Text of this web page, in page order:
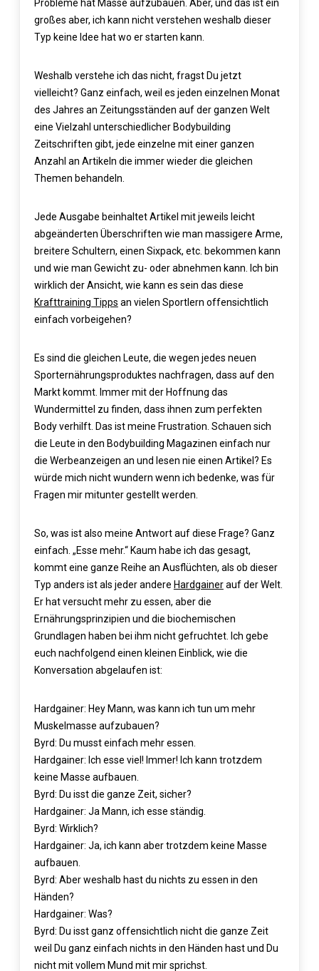
Probleme hat Masse aufzubauen. Aber, und das ist ein
großes aber, ich kann nicht verstehen weshalb dieser
Typ keine Idee hat wo er starten kann.
Weshalb verstehe ich das nicht, fragst Du jetzt
vielleicht? Ganz einfach, weil es jeden einzelnen Monat
des Jahres an Zeitungsständen auf der ganzen Welt
eine Vielzahl unterschiedlicher Bodybuilding
Zeitschriften gibt, jede einzelne mit einer ganzen
Anzahl an Artikeln die immer wieder die gleichen
Themen behandeln.
Jede Ausgabe beinhaltet Artikel mit jeweils leicht
abgeänderten Überschriften wie man massigere Arme,
breitere Schultern, einen Sixpack, etc. bekommen kann
und wie man Gewicht zu- oder abnehmen kann. Ich bin
wirklich der Ansicht, wie kann es sein das diese
Krafttraining Tipps an vielen Sportlern offensichtlich
einfach vorbeigehen?
Es sind die gleichen Leute, die wegen jedes neuen
Sporternährungsproduktes nachfragen, dass auf den
Markt kommt. Immer mit der Hoffnung das
Wundermittel zu finden, dass ihnen zum perfekten
Body verhilft. Das ist meine Frustration. Schauen sich
die Leute in den Bodybuilding Magazinen einfach nur
die Werbeanzeigen an und lesen nie einen Artikel? Es
würde mich nicht wundern wenn ich bedenke, was für
Fragen mir mitunter gestellt werden.
So, was ist also meine Antwort auf diese Frage? Ganz
einfach. „Esse mehr.“ Kaum habe ich das gesagt,
kommt eine ganze Reihe an Ausflüchten, als ob dieser
Typ anders ist als jeder andere Hardgainerauf der Welt.
Er hat versucht mehr zu essen, aber die
Ernährungsprinzipien und die biochemischen
Grundlagen haben bei ihm nicht gefruchtet. Ich gebe
euch nachfolgend einen kleinen Einblick, wie die
Konversation abgelaufen ist:
Hardgainer: Hey Mann, was kann ich tun um mehr
Muskelmasse aufzubauen?
Byrd: Du musst einfach mehr essen.
Hardgainer: Ich esse viel! Immer! Ich kann trotzdem
keine Masse aufbauen.
Byrd: Du isst die ganze Zeit, sicher?
Hardgainer: Ja Mann, ich esse ständig.
Byrd: Wirklich?
Hardgainer: Ja, ich kann aber trotzdem keine Masse
aufbauen.
Byrd: Aber weshalb hast du nichts zu essen in den
Händen?
Hardgainer: Was?
Byrd: Du isst ganz offensichtlich nicht die ganze Zeit
weil Du ganz einfach nichts in den Händen hast und Du
nicht mit vollem Mund mit mir sprichst.